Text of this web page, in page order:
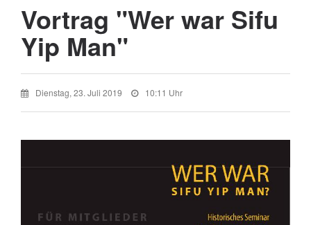
Vortrag "Wer war Sifu
Yip Man"
Dienstag, 23. Juli 2019 10:11 Uhr